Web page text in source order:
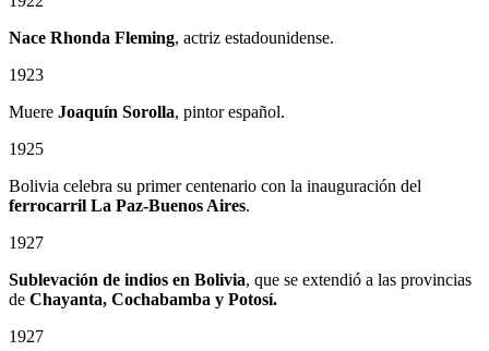
Nace Rhonda Fleming, actriz estadounidense.
1923
Muere Joaquín Sorolla, pintor español.
1925
Bolivia celebra su primer centenario con la inauguración del
ferrocarril La Paz-Buenos Aires.
1927
Sublevación de indios en Bolivia, que se extendió a las provincias
de Chayanta, Cochabamba y Potosí.
1927